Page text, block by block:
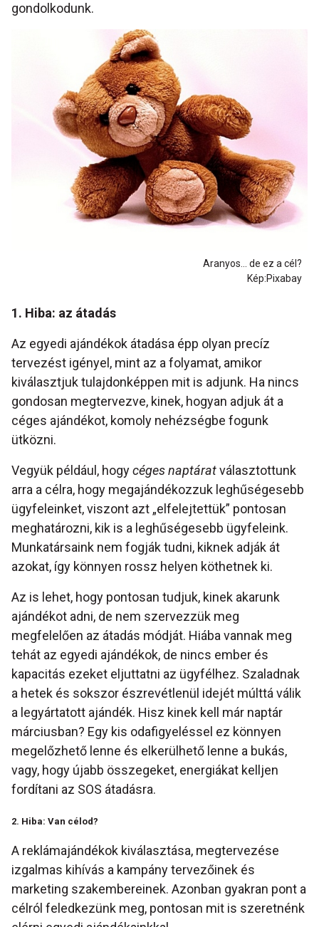
gondolkodunk.
Aranyos... de ez a cél?
Kép:Pixabay
1. Hiba: az átadás
Az egyedi ajándékok átadása épp olyan precíz
tervezést igényel, mint az a folyamat, amikor
kiválasztjuk tulajdonképpen mit is adjunk. Ha nincs
gondosan megtervezve, kinek, hogyan adjuk át a
céges ajándékot, komoly nehézségbe fogunk
ütközni.
Vegyük például, hogycéges naptáratválasztottunk
arra a célra, hogy megajándékozzuk leghűségesebb
ügyfeleinket, viszont azt „elfelejtettük” pontosan
meghatározni, kik is a leghűségesebb ügyfeleink.
Munkatársaink nem fogják tudni, kiknek adják át
azokat, így könnyen rossz helyen köthetnek ki.
Az is lehet, hogy pontosan tudjuk, kinek akarunk
ajándékot adni, de nem szervezzük meg
megfelelően az átadás módját. Hiába vannak meg
tehát az egyedi ajándékok, de nincs ember és
kapacitás ezeket eljuttatni az ügyfélhez. Szaladnak
a hetek és sokszor észrevétlenül idejét múlttá válik
a legyártatott ajándék. Hisz kinek kell már naptár
márciusban? Egy kis odafigyeléssel ez könnyen
megelőzhető lenne és elkerülhető lenne a bukás,
vagy, hogy újabb összegeket, energiákat kelljen
fordítani az SOS átadásra.
2. Hiba: Van célod?
A reklámajándékok kiválasztása, megtervezése
izgalmas kihívás a kampány tervezőinek és
marketing szakembereinek. Azonban gyakran pont a
célról feledkezünk meg, pontosan mit is szeretnénk